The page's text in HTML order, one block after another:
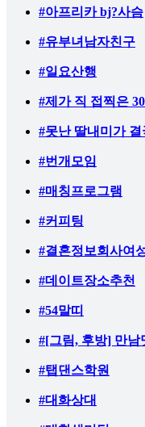
#아프리카 bj?사슴
#유부녀남자친구
#일요산행
#제가 직 접찍은
#못난 딸내미가
#번개모임
#매칭프로그램
#커피팅
#결혼정보회사여
#데이트장소추천
#54말띠
#[그림, 후방] 만남
#탭댄스학원
#대화상대